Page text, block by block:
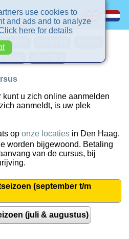
u zich online aanmelden
aanmeldt, is uw plek
op onze locaties in Den Haag.
worden bijgewoond. Betaling
van de cursus, bij
(september t/m
(juli & augustus)
use cookies to
and ads and to analyze
here for details